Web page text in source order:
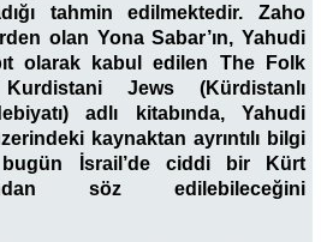
tahmin edilmektedir. Zaho
olan Yona Sabar’ın, Yahudi
olarak kabul edilen The Folk
Jews (Kürdistanlı
adlı kitabında, Yahudi
kaynaktan ayrıntılı bilgi
İsrail’de ciddi bir Kürt
söz edilebileceğini